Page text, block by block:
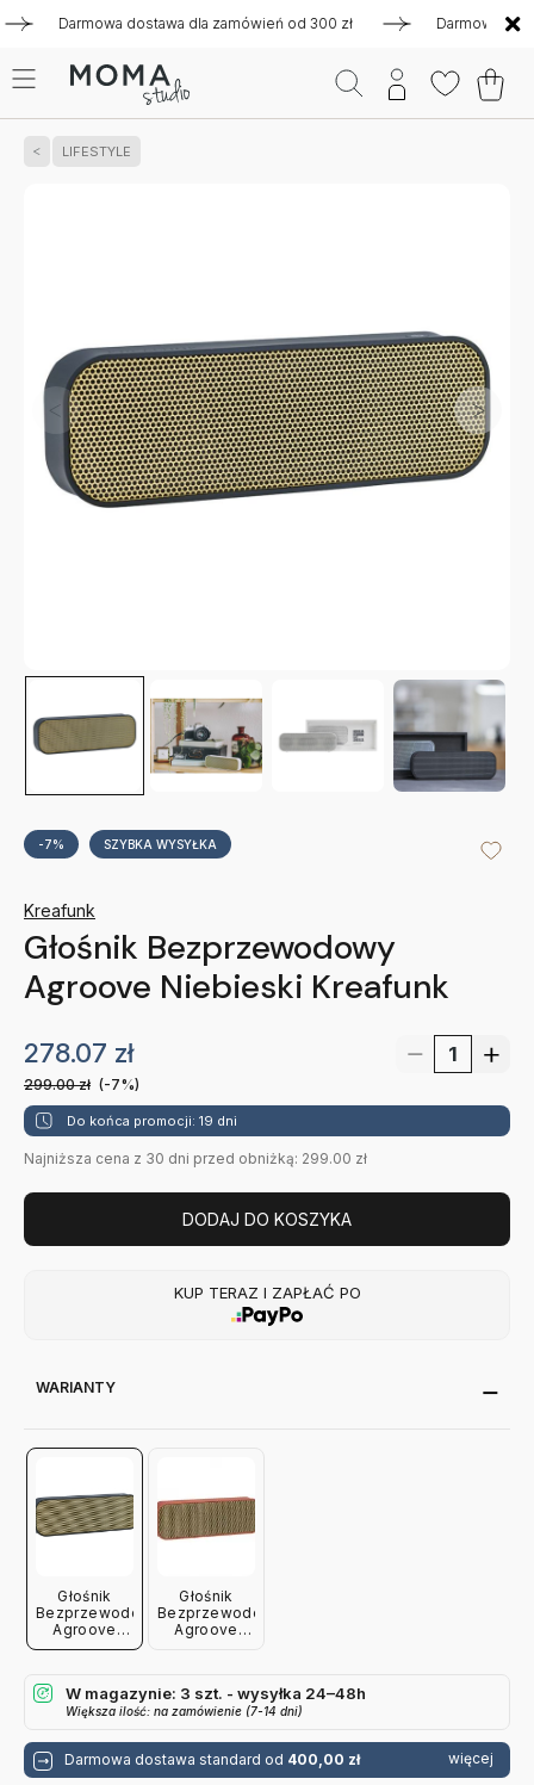
Darmowa dostawa dla zamówień od 300 zł Darmowa
LIFESTYLE
-7% SZYBKA WYSYŁKA
Kreafunk
Głośnik Bezprzewodowy
Agroove Niebieski Kreafunk
278.07 zł
299.00zł (-7%)
Do końca promocji: 19 dni
Najniższa cena z 30 dni przed obniżką: 299.00 zł
DODAJ DO KOSZYKA
KUP TERAZ I ZAPŁAĆ PO
WARIANTY
Głośnik
Bezprzewodowy
Agroove
Niebieski
Głośnik
Bezprzewodowy
Agroove
W magazynie: 3 szt. - wysyłka 24–48h
Większa ilość: na zamówienie (7-14 dni)
Darmowa dostawa standard od 400,00 zł więcej